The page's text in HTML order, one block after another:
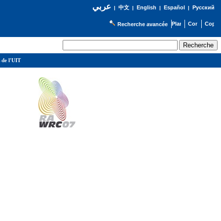
عربي| 中文| English | Español | Русский
Recherche avancée
de l'UIT